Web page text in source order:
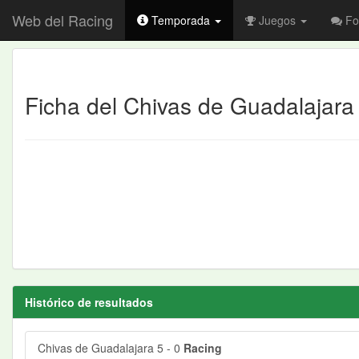
Web del Racing Temporada Juegos
Ficha del Chivas de Guadalajara
Histórico de resultados
Chivas de Guadalajara 5 - 0 Racing